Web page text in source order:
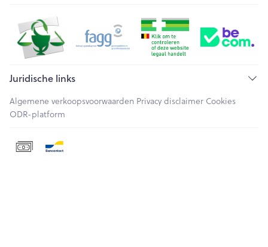
Juridische links
Algemene verkoopsvoorwaarden Privacy disclaimer Cookies
ODR-platform